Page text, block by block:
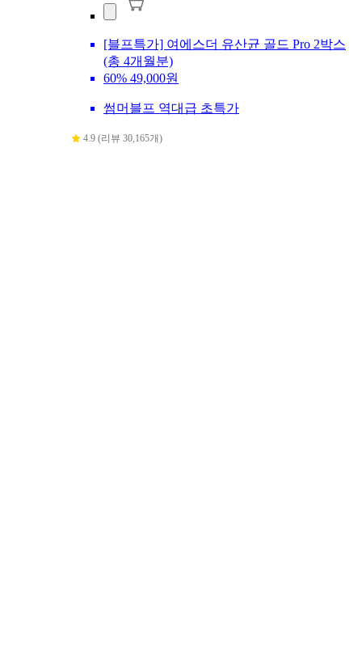
[블프특가] 여에스더 유산균 골드 Pro 2박스
(총 4개월분)
60% 49,000원
썸머블프 역대급 초특가
4.9 (리뷰 30,165개)